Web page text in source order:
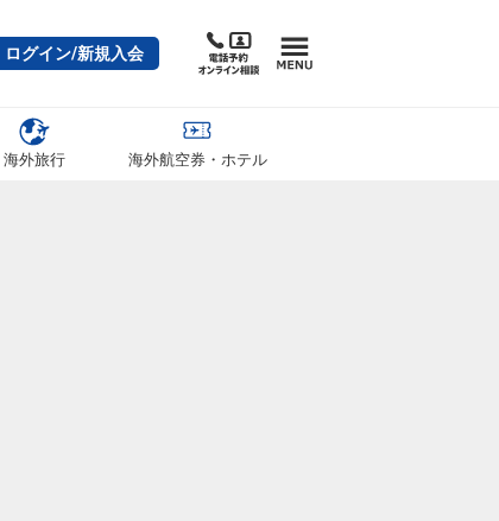
ログイン/新規入会
海外旅行 海外航空券・ホテル